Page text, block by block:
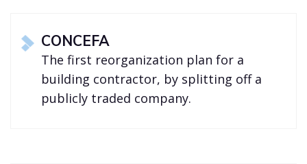
CONCEFA
The first reorganization plan for a
building contractor, by splitting off a
publicly traded company.